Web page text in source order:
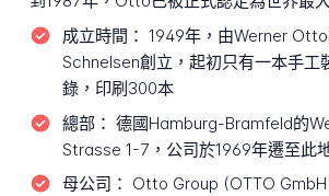
成立時間： 1949年，由Werner
Schnelsen創立，起初只有一本手工
錄，印刷300本
總部： 德國Hamburg-Bramfeld的
Strasse 1-7，公司於1969年遷至此
母公司： Otto Group (OTTO